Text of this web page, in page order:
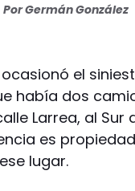
PorGermán González
el
había dos
Larrea, al Sur
es
lugar.